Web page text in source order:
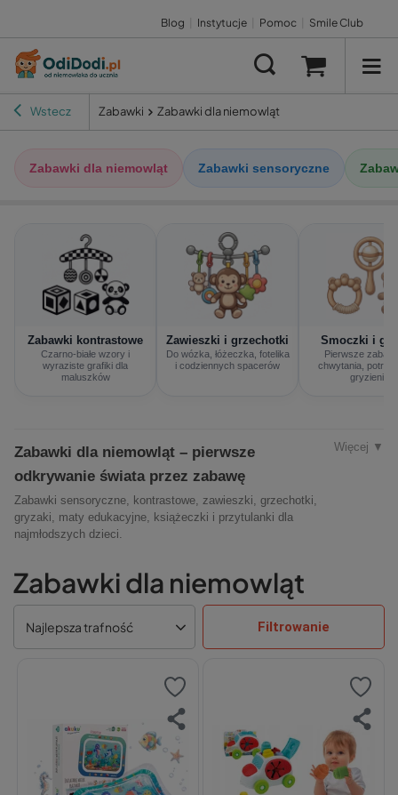
Blog Instytucje Pomoc Smile Club
Wstecz Zabawki Zabawki dla niemowląt
Zabawki dla niemowląt Zabawki sensoryczne
Zabawki kontrastowe
Czarno-białe wzory i
wyraziste grafiki dla
maluszków
Zawieszki i grzechotki
Do wózka, łóżeczka, fotelika
i codziennych spacerów
Smoczki i
Pierwsze
chwytania,
gryzienia
Zabawki dla niemowląt – pierwsze
odkrywanie świata przez zabawę
Zabawki sensoryczne, kontrastowe, zawieszki, grzechotki,
gryzaki, maty edukacyjne, książeczki i przytulanki dla
najmłodszych dzieci.
Więcej ▼
Zabawki dla niemowląt
Najlepsza trafność Filtrowanie